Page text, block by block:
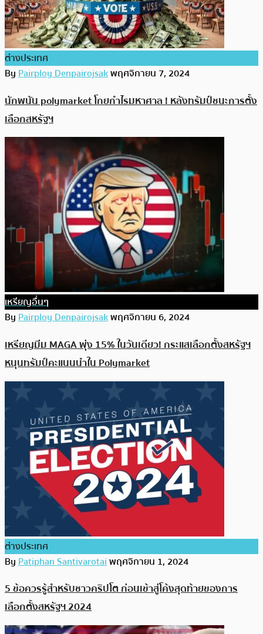
ต่างประเทศ
ByPairploy Denpairojsakพฤศจิกายน 7, 2024
นักพนัน polymarket โกยกำไรมหาศาล ! หลังทรัมป์ชนะการตั้ง
เลือกสหรัฐฯ
เหรียญอื่นๆ
ByPairploy Denpairojsakพฤศจิกายน 6, 2024
เหรียญมีม MAGA พุ่ง 15% ในวันเดียว! กระแสเลือกตั้งสหรัฐฯ
หนุนทรัมป์คะแนนนำใน Polymarket
ต่างประเทศ
ByPatiphan Santivarotaiพฤศจิกายน 1, 2024
5 ข้อควรรู้สำหรับชาวคริปโต ก่อนเข้าสู่โค้งสุดท้ายของการ
เลือกตั้ง​สหรัฐฯ 2024